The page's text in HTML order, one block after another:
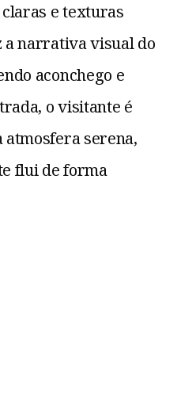
e texturas
narrativa visual do
aconchego e
o visitante é
serena,
flui de forma